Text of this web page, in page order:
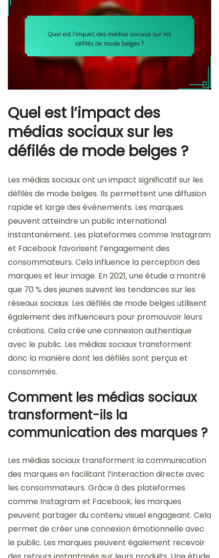
Quel est l’impact des
médias sociaux sur les
défilés de mode belges ?
Les médias sociaux ont un impact significatif sur les
défilés de mode belges. Ils permettent une diffusion
rapide et large des événements. Les marques
peuvent atteindre un public international
instantanément. Les plateformes comme Instagram
et Facebook favorisent l’engagement des
consommateurs. Cela influence la perception des
marques et leur image. En 2021, une étude a montré
que 70 % des jeunes suivent les tendances sur les
réseaux sociaux. Les défilés de mode belges utilisent
également des influenceurs pour promouvoir leurs
créations. Cela crée une connexion authentique
avec le public. Les médias sociaux transforment
donc la manière dont les défilés sont perçus et
consommés.
Comment les médias sociaux
transforment-ils la
communication des marques ?
Les médias sociaux transforment la communication
des marques en facilitant l’interaction directe avec
les consommateurs. Grâce à des plateformes
comme Instagram et Facebook, les marques
peuvent partager du contenu visuel engageant. Cela
permet de créer une connexion émotionnelle avec
le public. Les marques peuvent également recevoir